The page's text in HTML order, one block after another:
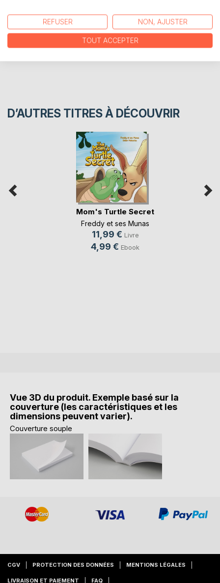
CRITIQUES PRESSE
AVIS
D’AUTRES TITRES À DÉCOUVRIR
Mom's Turtle Secret
Freddy et ses Munas
11,99 € Livre
4,99 € Ebook
Vue 3D du produit. Exemple basé sur la
couverture (les caractéristiques et les
dimensions peuvent varier).
Couverture souple
CGV PROTECTION DES DONNÉES MENTIONS LÉGALES
LIVRAISON ET PAIEMENT FAQ
REFUSER NON, AJUSTER
TOUT ACCEPTER